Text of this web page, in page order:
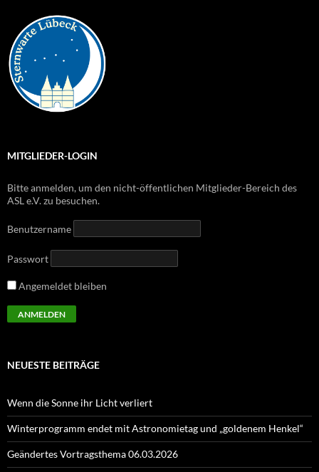
MITGLIEDER-LOGIN
Bitte anmelden, um den nicht-öffentlichen Mitglieder-Bereich des
ASL e.V. zu besuchen.
Benutzername
Passwort
Angemeldet bleiben
NEUESTE BEITRÄGE
Wenn die Sonne ihr Licht verliert
Winterprogramm endet mit Astronomietag und „goldenem Henkel“
Geändertes Vortragsthema 06.03.2026